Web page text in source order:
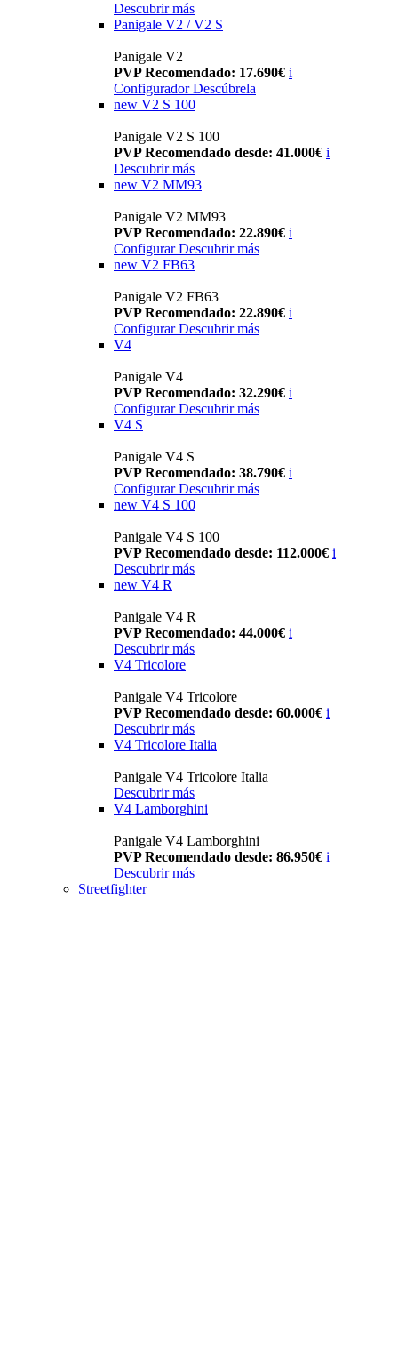
Descubrir más
Panigale V2 / V2 S
Panigale V2
PVP Recomendado: 17.690€ i
Configurador Descúbrela
new V2 S 100
Panigale V2 S 100
PVP Recomendado desde: 41.000€ i
Descubrir más
new V2 MM93
Panigale V2 MM93
PVP Recomendado: 22.890€ i
Configurar Descubrir más
new V2 FB63
Panigale V2 FB63
PVP Recomendado: 22.890€ i
Configurar Descubrir más
V4
Panigale V4
PVP Recomendado: 32.290€ i
Configurar Descubrir más
V4 S
Panigale V4 S
PVP Recomendado: 38.790€ i
Configurar Descubrir más
new V4 S 100
Panigale V4 S 100
PVP Recomendado desde: 112.000€ i
Descubrir más
new V4 R
Panigale V4 R
PVP Recomendado: 44.000€ i
Descubrir más
V4 Tricolore
Panigale V4 Tricolore
PVP Recomendado desde: 60.000€ i
Descubrir más
V4 Tricolore Italia
Panigale V4 Tricolore Italia
Descubrir más
V4 Lamborghini
Panigale V4 Lamborghini
PVP Recomendado desde: 86.950€ i
Descubrir más
Streetfighter